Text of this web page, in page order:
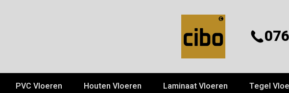
PVC Vloeren Houten Vloeren Laminaat Vloeren Tegel